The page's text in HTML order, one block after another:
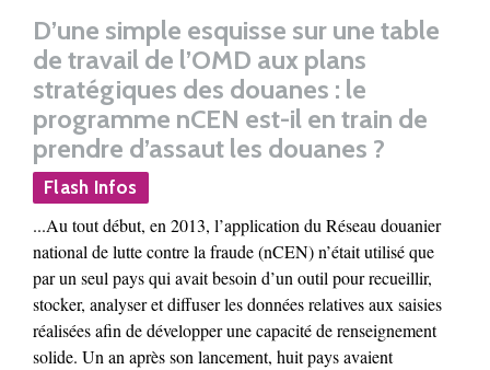
D’une simple esquisse sur une table
de travail de l’OMD aux plans
stratégiques des douanes : le
programme nCEN est-il en train de
prendre d’assaut les douanes ?
Flash Infos
...Au tout début, en 2013, l’application du Réseau douanier
national de lutte contre la fraude (nCEN) n’était utilisé que
par un seul pays qui avait besoin d’un outil pour recueillir,
stocker, analyser et diffuser les données relatives aux saisies
réalisées afin de développer une capacité de renseignement
solide. Un an après son lancement, huit pays avaient